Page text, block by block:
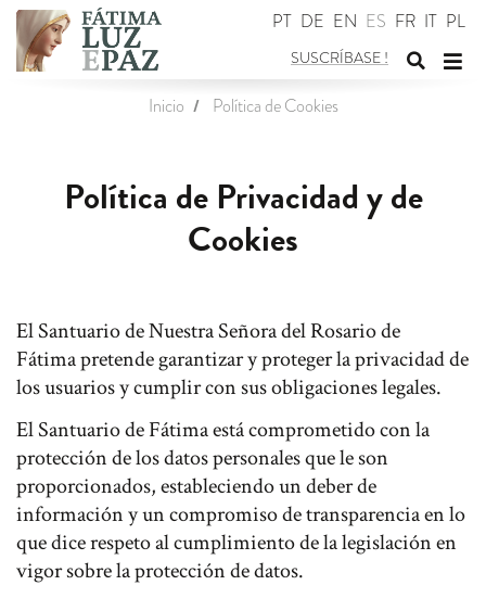
PT DE EN ES FR IT PL
SUSCRÍBASE !
Inicio Política de Cookies
Política de Privacidad y de
Cookies
El Santuario de Nuestra Señora del Rosario de
Fátima pretende garantizar y proteger la privacidad de
los usuarios y cumplir con sus obligaciones legales.
El Santuario de Fátima está comprometido con la
protección de los datos personales que le son
proporcionados, estableciendo un deber de
información y un compromiso de transparencia en lo
que dice respeto al cumplimiento de la legislación en
vigor sobre la protección de datos.